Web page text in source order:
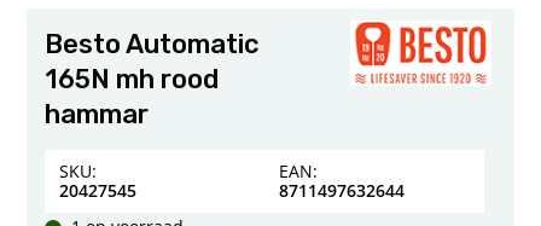
Besto Automatic
165N mh rood
hammar
SKU:
20427545
EAN:
8711497632644